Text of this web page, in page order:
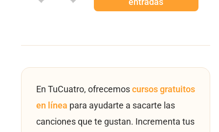
entradas
En TuCuatro, ofrecemos cursos gratuitos
en línea para ayudarte a sacarte las
canciones que te gustan. Incrementa tus